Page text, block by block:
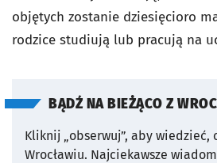
objętych zostanie dziesięcioro
rodzice studiują lub pracują na
BĄDŹ NA BIEŻĄCO Z
Kliknij „obserwuj”, aby wiedzieć,
Wrocławiu. Najciekawsze